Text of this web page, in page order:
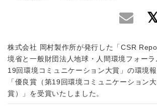
株式会社 岡村製作所が発行した「CSR
境省と一般財団法人地球・人間環境フォー
19回環境コミュニケーション大賞」の環境
「優良賞（第19回環境コミュニケーション
賞）」を受賞いたしました。